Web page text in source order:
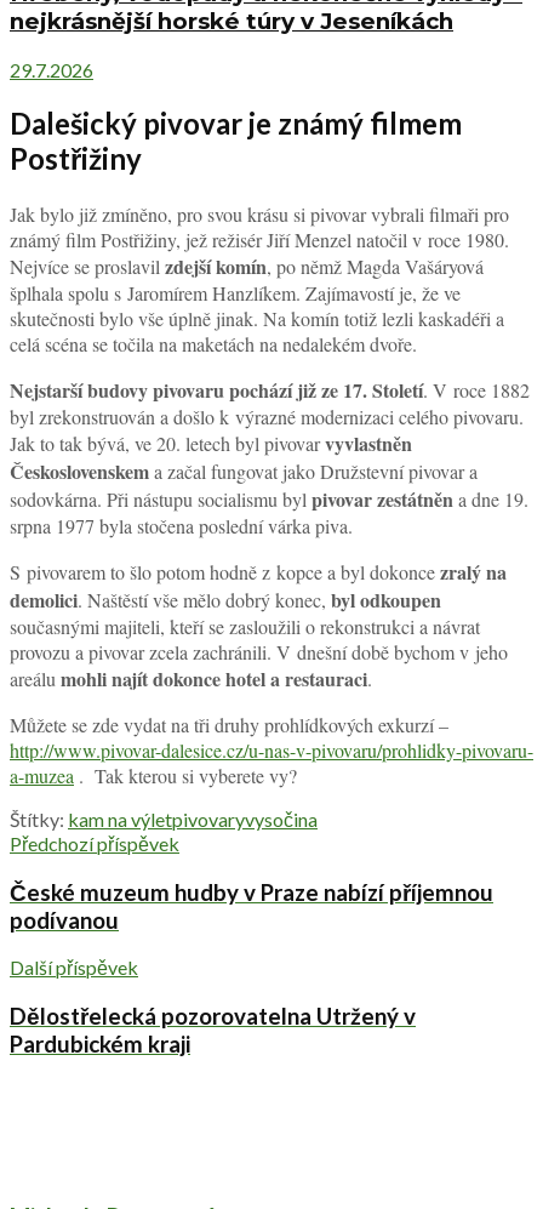
nejkrásnější horské túry v Jeseníkách
29.7.2026
Dalešický pivovar je známý filmem
Postřižiny
Jak bylo již zmíněno, pro svou krásu si pivovar vybrali filmaři pro
známý film Postřižiny, jež režisér Jiří Menzel natočil v roce 1980.
Nejvíce se proslavil zdejší komín, po němž Magda Vašáryová
šplhala spolu s Jaromírem Hanzlíkem. Zajímavostí je, že ve
skutečnosti bylo vše úplně jinak. Na komín totiž lezli kaskadéři a
celá scéna se točila na maketách na nedalekém dvoře.
Nejstarší budovy pivovaru pochází již ze 17. Století. V roce 1882
byl zrekonstruován a došlo k výrazné modernizaci celého pivovaru.
Jak to tak bývá, ve 20. letech byl pivovarvyvlastněn
Československema začal fungovat jako Družstevní pivovar a
sodovkárna. Při nástupu socialismu byl pivovar zestátněna dne 19.
srpna 1977 byla stočena poslední várka piva.
S pivovarem to šlo potom hodně z kopce a byl dokoncezralý na
demolici. Naštěstí vše mělo dobrý konec, byl odkoupen
současnými majiteli, kteří se zasloužili o rekonstrukci a návrat
provozu a pivovar zcela zachránili. V dnešní době bychom v jeho
areálu mohli najít dokonce hotel a restauraci.
Můžete se zde vydat na tři druhy prohlídkových exkurzí –
http://www.pivovar-dalesice.cz/u-nas-v-pivovaru/prohlidky-pivovaru-
a-muzea . Tak kterou si vyberete vy?
Štítky: kam na výletpivovaryvysočina
Předchozí příspěvek
České muzeum hudby v Praze nabízí příjemnou
podívanou
Další příspěvek
Dělostřelecká pozorovatelna Utržený v
Pardubickém kraji